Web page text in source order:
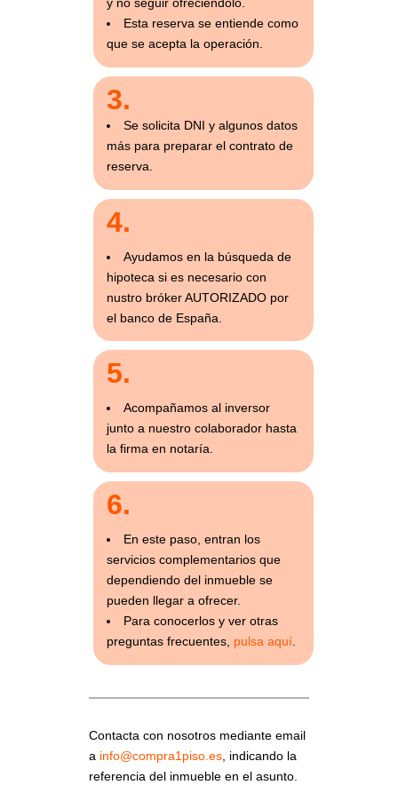
y no seguir ofreciéndolo.
Esta reserva se entiende como
que se acepta la operación.
3.
Se solicita DNI y algunos datos
más para preparar el contrato de
reserva.
4.
Ayudamos en la búsqueda de
hipoteca si es necesario con
nustro bróker AUTORIZADO por
el banco de España.
5.
Acompañamos al inversor
junto a nuestro colaborador hasta
la firma en notaría.
6.
En este paso, entran los
servicios complementarios que
dependiendo del inmueble se
pueden llegar a ofrecer.
Para conocerlos y ver otras
preguntas frecuentes, pulsa aquí.
Contacta con nosotros mediante email
a info@compra1piso.es , indicando la
referencia del inmueble en el asunto.